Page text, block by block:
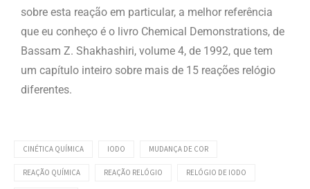
sobre esta reação em particular, a melhor referência
que eu conheço é o livro Chemical Demonstrations, de
Bassam Z. Shakhashiri, volume 4, de 1992, que tem
um capítulo inteiro sobre mais de 15 reações relógio
diferentes.
CINÉTICA QUÍMICA IODO MUDANÇA DE COR
REAÇÃO QUÍMICA REAÇÃO RELÓGIO RELÓGIO DE IODO